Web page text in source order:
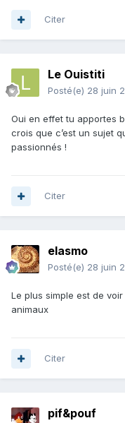
Citer
Le Ouistiti
Posté(e) 28 juin
Oui en effet tu apportes
crois que c’est un sujet
passionnés !
Citer
elasmo
Posté(e) 28 juin
Le plus simple est de
animaux
Citer
pif&pouf